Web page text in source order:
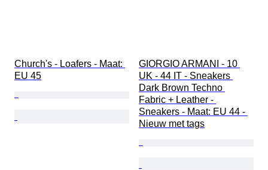
Church's - Loafers - Maat:
EU 45
GIORGIO ARMANI - 10
UK - 44 IT - Sneakers
Dark Brown Techno
Fabric + Leather -
Sneakers - Maat: EU 44 -
Nieuw met tags